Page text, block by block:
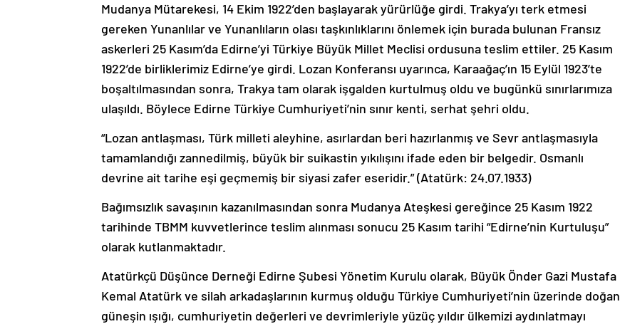
Mudanya Mütarekesi, 14 Ekim 1922’den başlayarak yürürlüğe girdi. Trakya’yı terk etmesi
gereken Yunanlılar ve Yunanlıların olası taşkınlıklarını önlemek için burada bulunan Fransız
askerleri 25 Kasım’da Edirne’yi Türkiye Büyük Millet Meclisi ordusuna teslim ettiler. 25 Kasım
1922’de birliklerimiz Edirne’ye girdi. Lozan Konferansı uyarınca, Karaağaç’ın 15 Eylül 1923’te
boşaltılmasından sonra, Trakya tam olarak işgalden kurtulmuş oldu ve bugünkü sınırlarımıza
ulaşıldı. Böylece Edirne Türkiye Cumhuriyeti’nin sınır kenti, serhat şehri oldu.
“Lozan antlaşması, Türk milleti aleyhine, asırlardan beri hazırlanmış ve Sevr antlaşmasıyla
tamamlandığı zannedilmiş, büyük bir suikastin yıkılışını ifade eden bir belgedir. Osmanlı
devrine ait tarihe eşi geçmemiş bir siyasi zafer eseridir.” (Atatürk: 24.07.1933)
Bağımsızlık savaşının kazanılmasından sonra Mudanya Ateşkesi gereğince 25 Kasım 1922
tarihinde TBMM kuvvetlerince teslim alınması sonucu 25 Kasım tarihi “Edirne’nin Kurtuluşu”
olarak kutlanmaktadır.
Atatürkçü Düşünce Derneği Edirne Şubesi Yönetim Kurulu olarak, Büyük Önder Gazi Mustafa
Kemal Atatürk ve silah arkadaşlarının kurmuş olduğu Türkiye Cumhuriyeti’nin üzerinde doğan
güneşin ışığı, cumhuriyetin değerleri ve devrimleriyle yüzüç yıldır ülkemizi aydınlatmayı